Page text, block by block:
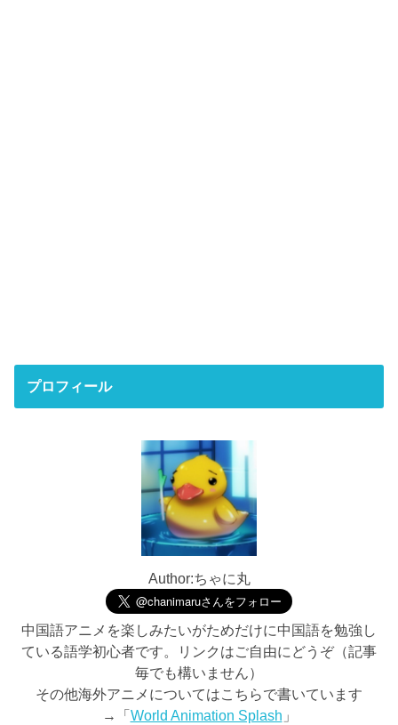
プロフィール
Author:ちゃに丸
中国語アニメを楽しみたいがためだけに中国語を勉強し
ている語学初心者です。リンクはご自由にどうぞ（記事
毎でも構いません）
その他海外アニメについてはこちらで書いています
→「World Animation Splash 」